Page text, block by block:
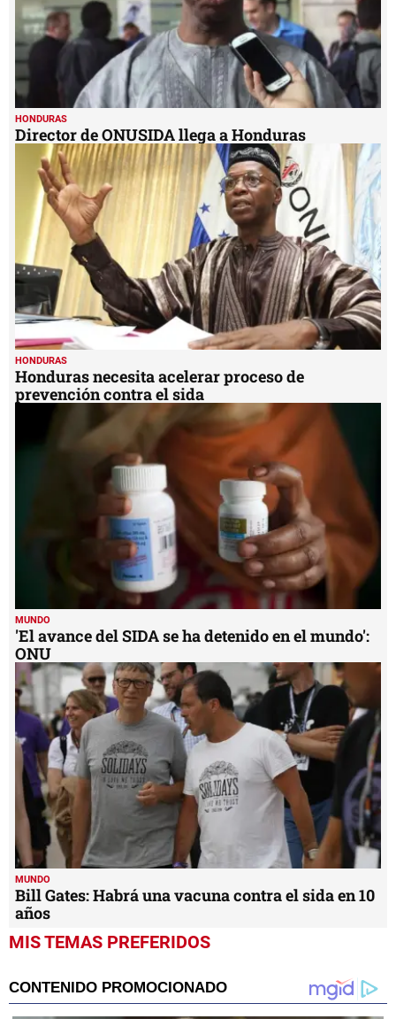
HONDURAS
Director de ONUSIDA llega a Honduras
HONDURAS
Honduras necesita acelerar proceso de
prevención contra el sida
MUNDO
'El avance del SIDA se ha detenido en el mundo':
ONU
MUNDO
Bill Gates: Habrá una vacuna contra el sida en 10
años
MIS TEMAS PREFERIDOS